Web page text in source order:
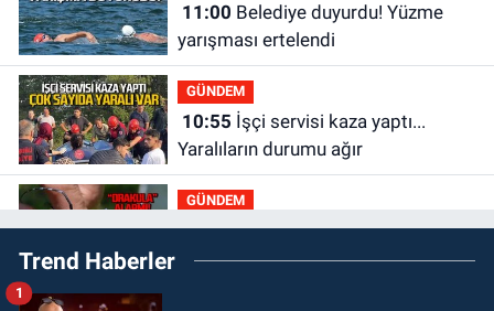
11:00
yarışması ertelendi
GÜNDEM
10:55
Yaralıların durumu ağır
GÜNDEM
10:06“Drakula” alarmı! Zonguldak,
Bartın ve Düzce tehdit altında
Trend Haberler
1